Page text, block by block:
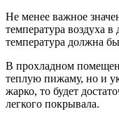
Не менее важное
температура воздуха
температура должна
В прохладном
теплую пижаму, но и
жарко, то будет
легкого покрывала.